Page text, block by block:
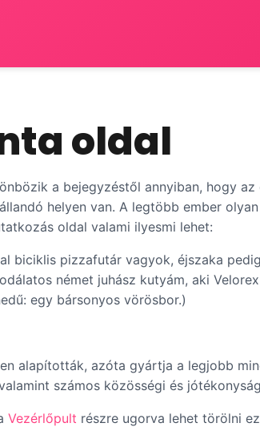
oldal
a bejegyzéstől annyiban, hogy
helyen van. A legtöbb ember
oldal valami ilyesmi lehet:
biciklis pizzafutár vagyok, éjszaka
német juhász kutyám, aki
egy bársonyos vörösbor.)
alapították, azóta gyártja a legjobb
számos közösségi és
Vezérlőpult részre ugorva lehet törölni